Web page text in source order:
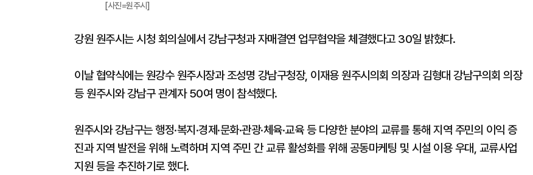
[사진=원주시]
강원 원주시는 시청 회의실에서 강남구청과 자매결연 업무협약을 체결했다고 30일 밝혔다.
이날 협약식에는 원강수 원주시장과 조성명 강남구청장, 이재용 원주시의회 의장과 김형대 강남구의회 의장
등 원주시와 강남구 관계자 50여 명이 참석했다.
원주시와 강남구는 행정·복지·경제·문화·관광·체육·교육 등 다양한 분야의 교류를 통해 지역 주민의 이익 증
진과 지역 발전을 위해 노력하며 지역 주민 간 교류 활성화를 위해 공동마케팅 및 시설 이용 우대, 교류사업
지원 등을 추진하기로 했다.